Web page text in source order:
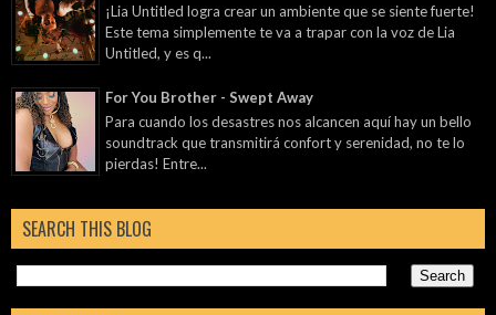
¡Lia Untitled logra crear un ambiente que se siente fuerte!
Este tema simplemente te va a trapar con la voz de Lia
Untitled, y es q...
For You Brother - Swept Away
Para cuando los desastres nos alcancen aquí hay un bello
soundtrack que transmitirá confort y serenidad, no te lo
pierdas! Entre...
SEARCH THIS BLOG